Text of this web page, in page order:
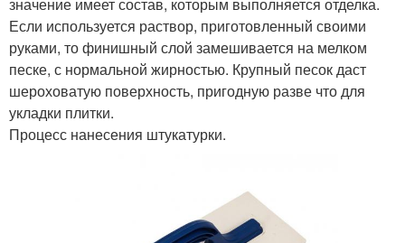
Если используется раствор, приготовленный своими
руками, то финишный слой замешивается на мелком
песке, с нормальной жирностью. Крупный песок даст
шероховатую поверхность, пригодную разве что для
укладки плитки.
Процесс нанесения штукатурки.